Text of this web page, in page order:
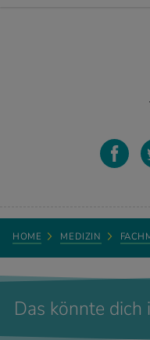
Hoi Jasmine, gegen
anfällig sind für die
sowohl der Übelkeit
Auch wenn sie rezeptfrei in
Dr. med. Martin Denz,
und Psychiatrie &
Telemedizin/Enhanced
HOME MEDIZIN
Das könnte dich